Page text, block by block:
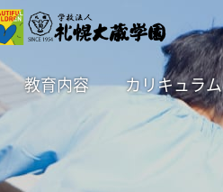
教育内容 カリキュラム